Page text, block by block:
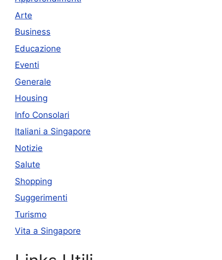
Arte
Business
Educazione
Eventi
Generale
Housing
Info Consolari
Italiani a Singapore
Notizie
Salute
Shopping
Suggerimenti
Turismo
Vita a Singapore